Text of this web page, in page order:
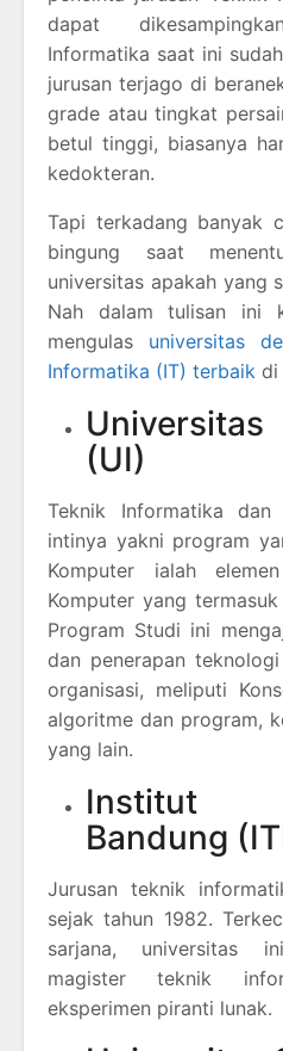
dapat
Informatika saat ini
jurusan terjago di
grade atau tingkat
betul tinggi, biasanya
kedokteran.
Tapi terkadang banyak
bingung saat
universitas apakah yang
Nah dalam tulisan ini
mengulas universitas
Informatika (IT) terbaik di
(UI)
Teknik Informatika
intinya yakni program
Komputer ialah
Komputer yang
Program Studi ini
dan penerapan
organisasi, meliputi
algoritme dan program,
yang lain.
Institut
Bandung
Jurusan teknik
sejak tahun 1982.
sarjana, universitas
magister teknik
eksperimen piranti lunak.